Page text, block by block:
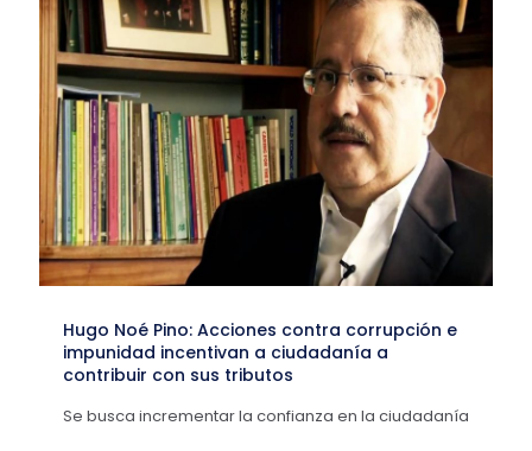
Hugo Noé Pino: Acciones contra corrupción e
impunidad incentivan a ciudadanía a
contribuir con sus tributos
Se busca incrementar la confianza en la ciudadanía